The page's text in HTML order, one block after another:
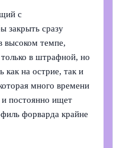
с
закрыть сразу
высоком темпе,
только в штрафной, но
как на острие, так и
много времени
постоянно ищет
форварда крайне